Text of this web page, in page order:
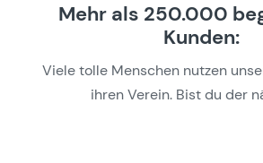
Mehr als 250.000
Kunden:
Viele tolle Menschen nutzen
ihren Verein. Bist du der